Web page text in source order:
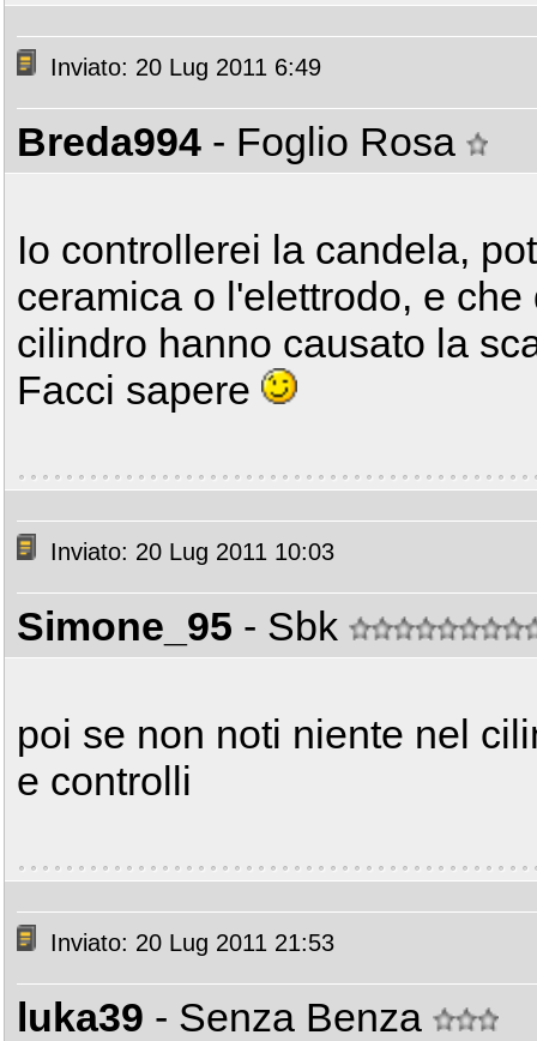
Inviato: 20 Lug 2011 6:49
Breda994 - Foglio Rosa
Io controllerei la candela,
ceramica o l'elettrodo, e
cilindro hanno causato la
Facci sapere
Inviato: 20 Lug 2011 10:03
Simone_95 - Sbk
poi se non noti niente nel
e controlli
Inviato: 20 Lug 2011 21:53
luka39 - Senza Benza